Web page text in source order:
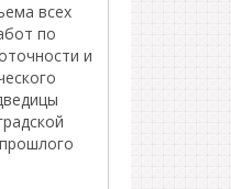
всех
по
и